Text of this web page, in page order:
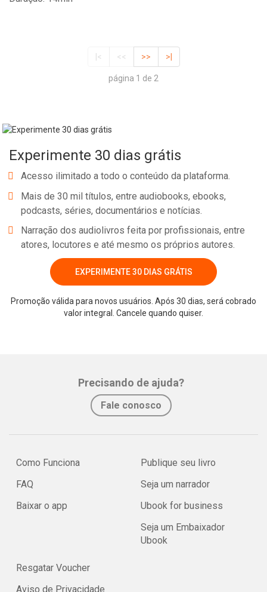
|< << >> >|
página 1 de 2
Experimente 30 dias grátis
Acesso ilimitado a todo o conteúdo da plataforma.
Mais de 30 mil títulos, entre audiobooks, ebooks,
podcasts, séries, documentários e notícias.
Narração dos audiolivros feita por profissionais, entre
atores, locutores e até mesmo os próprios autores.
EXPERIMENTE 30 DIAS GRÁTIS
Promoção válida para novos usuários. Após 30 dias, será cobrado
valor integral. Cancele quando quiser.
Precisando de ajuda?
Fale conosco
Como Funciona
FAQ
Baixar o app
Publique seu livro
Seja um narrador
Ubook for business
Seja um Embaixador
Ubook
Resgatar Voucher
Aviso de Privacidade